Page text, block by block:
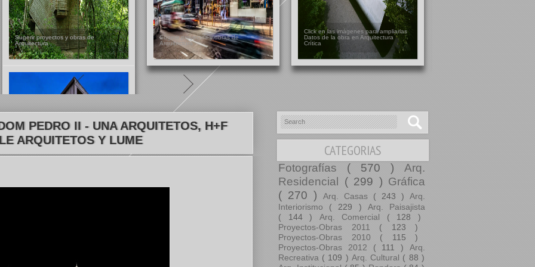
Sugerir proyectos y obras de
Arquitectura
Sugerir proyectos y obras de
Arquitectura
Click en las imágenes para ampliarlas
Datos de la obra en Arquitectura
Crítica
Sugerir proyectos y obras de
Arquitectura
CATEGORIAS
Fotografías ( 570 ) Arq.
Residencial ( 299 ) Gráfica
( 270 )
Arq. Casas ( 243 ) Arq.
Interiorismo ( 229 ) Arq. Paisajista
( 144 ) Arq. Comercial ( 128 )
Proyectos-Obras 2011 ( 123 )
Proyectos-Obras 2010 ( 115 )
Proyectos-Obras 2012 ( 111 )Arq.
Recreativa ( 109 ) Arq. Cultural ( 88 )
PEDRO II - UNA ARQUITETOS, H+F
ARQUITETOS Y LUME